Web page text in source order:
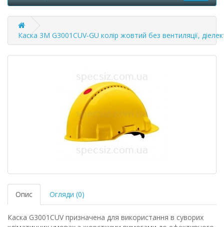
Каска 3М G3001CUV-GU колір жовтий без вентиляції,
Опис Огляди (0)
Каска G3001CUV призначена для використання в суворих